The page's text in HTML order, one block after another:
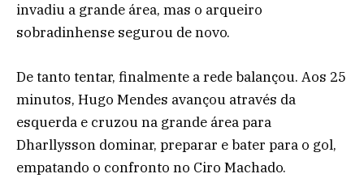
invadiu a grande área, mas o arqueiro
sobradinhense segurou de novo.
De tanto tentar, finalmente a rede balançou. Aos 25
minutos, Hugo Mendes avançou através da
esquerda e cruzou na grande área para
Dharllysson dominar, preparar e bater para o gol,
empatando o confronto no Ciro Machado.